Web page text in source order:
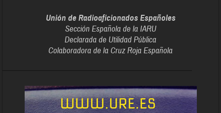
Unión de Radioaficionados Españoles
Sección Española de la IARU
Declarada de Utilidad Pública
Colaboradora de la Cruz Roja Española